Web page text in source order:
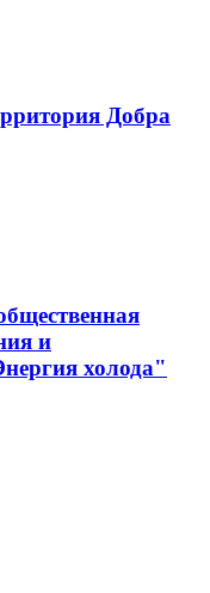
Добра
и
холода"